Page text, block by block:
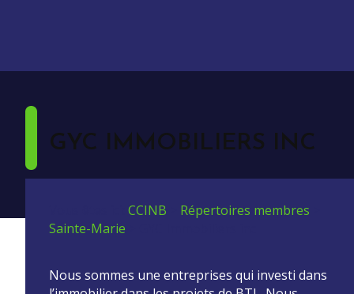
GYC IMMOBILIERS INC
CCINB Répertoires membres
Sainte-Marie
Nous sommes une entreprises qui investi dans